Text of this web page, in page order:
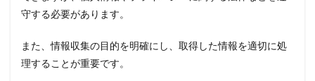
守する必要があります。
また、情報収集の目的を明確にし、取得した情報を適切に処
理することが重要です。